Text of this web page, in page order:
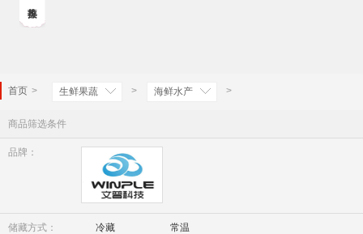
首页 > 生鲜果蔬 > 海鲜水产 >
商品筛选条件
品牌：
Winple
储藏方式： 冷藏 常温